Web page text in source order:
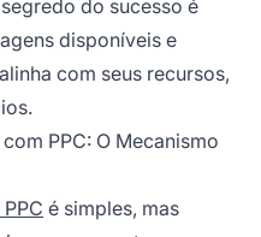
do sucesso é
disponíveis e
com seus recursos,
PPC: O Mecanismo
é simples, mas